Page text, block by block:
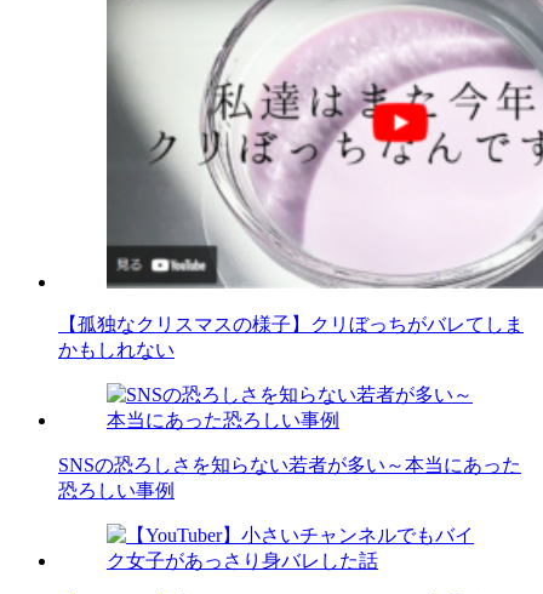
【孤独なクリスマスの様子】クリぼっちがバレてしま
かもしれない
SNSの恐ろしさを知らない若者が多い～本当にあった
恐ろしい事例